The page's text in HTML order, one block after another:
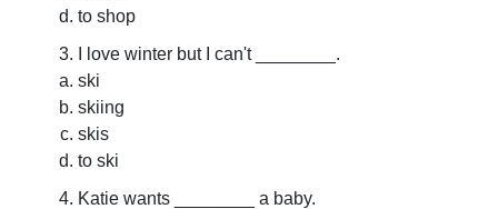
to shop
I love winter but I can't ________.
ski
skiing
skis
to ski
Katie wants ________ a baby.